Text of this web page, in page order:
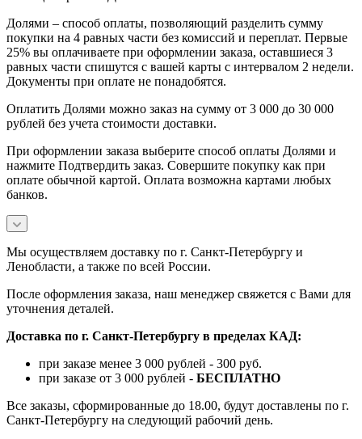
Долями – способ оплаты, позволяющий разделить сумму
покупки на 4 равных части без комиссий и переплат. Первые
25% вы оплачиваете при оформлении заказа, оставшиеся 3
равных части спишутся с вашей карты с интервалом 2 недели.
Документы при оплате не понадобятся.
Оплатить Долями можно заказ на сумму от 3 000 до 30 000
рублей без учета стоимости доставки.
При оформлении заказа выберите способ оплаты Долями и
нажмите Подтвердить заказ. Совершите покупку как при
оплате обычной картой. Оплата возможна картами любых
банков.
Мы осуществляем доставку по г. Санкт-Петербургу и
Ленобласти, а также по всей России.
После оформления заказа, наш менеджер свяжется с Вами для
уточнения деталей.
Доставка по г. Санкт-Петербургу в пределах КАД:
при заказе менее 3 000 рублей - 300 руб.
при заказе от 3 000 рублей - БЕСПЛАТНО
Все заказы, сформированные до 18.00, будут доставлены по г.
Санкт-Петербургу на следующий рабочий день.